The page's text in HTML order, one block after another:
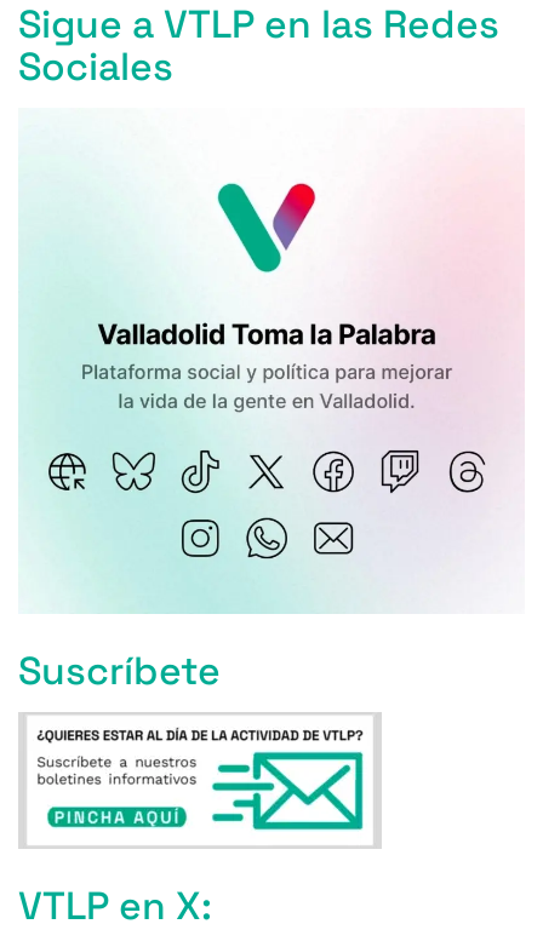
Sigue a VTLP en las Redes
Sociales
Suscríbete
VTLP en X: